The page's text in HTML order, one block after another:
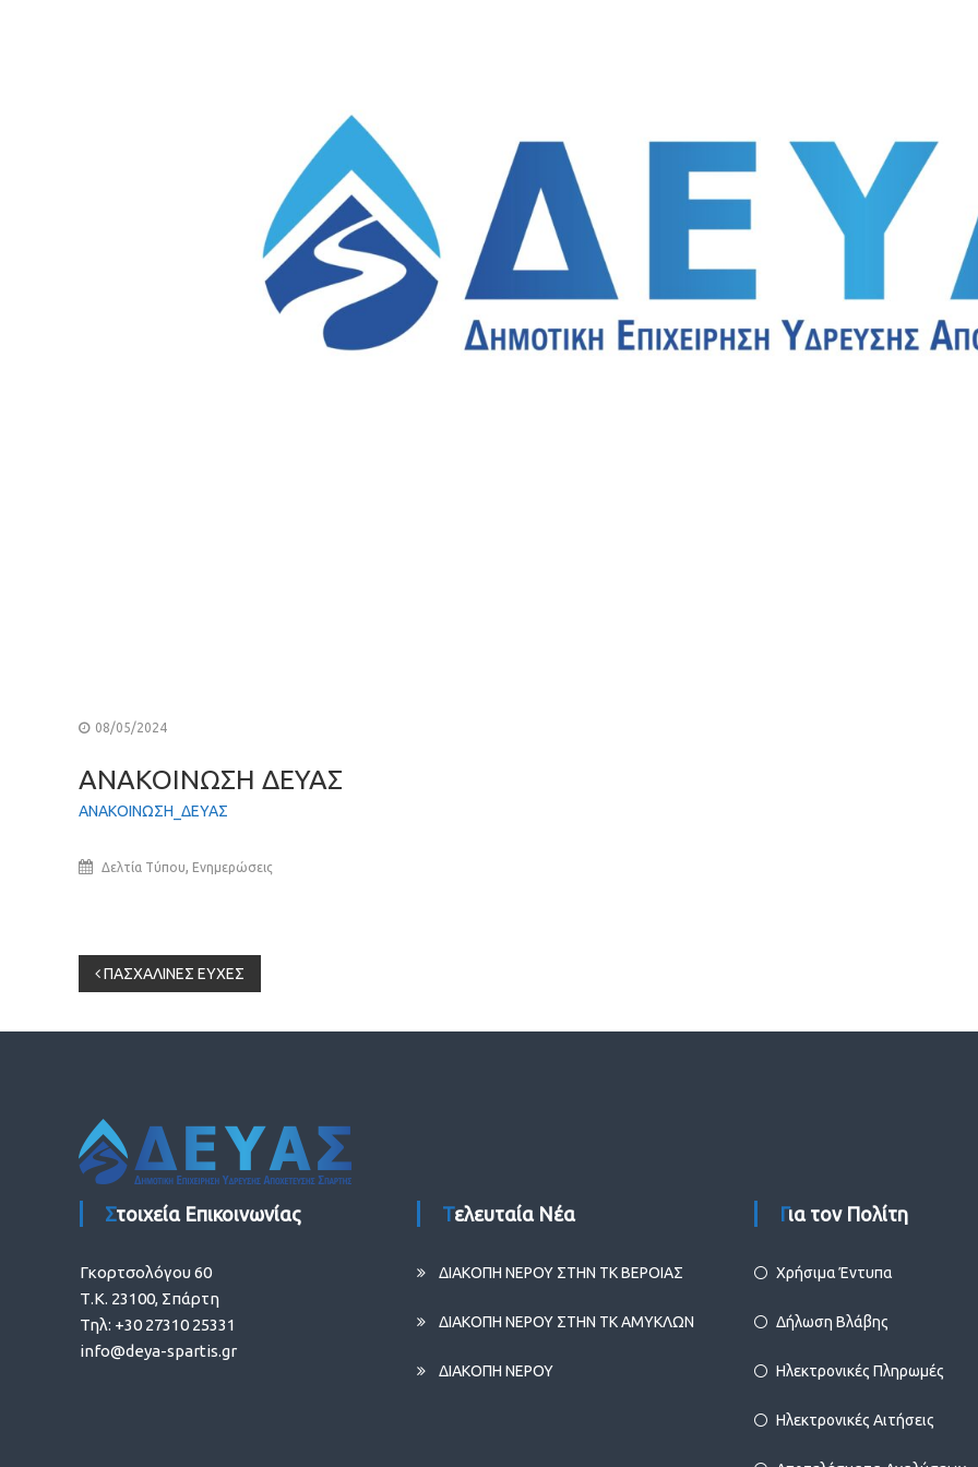
08/05/2024
ΑΝΑΚΟΙΝΩΣΗ ΔΕΥΑΣ
ΑΝΑΚΟΙΝΩΣΗ_ΔΕΥΑΣ
Δελτία Τύπου, Ενημερώσεις
Πλοήγηση
άρθρων
ΠΑΣΧΑΛΙΝΕΣ ΕΥΧΕΣ
Στοιχεία Επικοινωνίας
Γκορτσολόγου 60
Τ.Κ. 23100, Σπάρτη
Τηλ: +30 27310 25331
info@deya-spartis.gr
Τελευταία Νέα
ΔΙΑΚΟΠΗ ΝΕΡΟΥ ΣΤΗΝ ΤΚ ΒΕΡΟΙΑΣ
ΔΙΑΚΟΠΗ ΝΕΡΟΥ ΣΤΗΝ ΤΚ ΑΜΥΚΛΩΝ
ΔΙΑΚΟΠΗ ΝΕΡΟΥ
Για τον Πολίτη
Χρήσιμα Έντυπα
Δήλωση Βλάβης
Ηλεκτρονικές Πληρωμές
Ηλεκτρονικές Αιτήσεις